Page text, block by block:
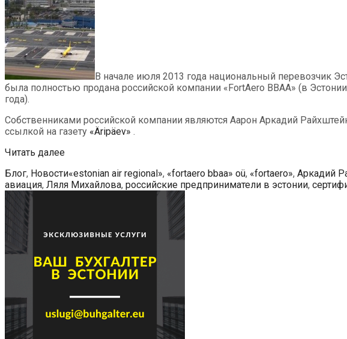
В начале июля 2013 года национальный перевозчик
была полностью продана российской компании «FortAero BBAA» (в
года).
Собственниками российской компании являются Аарон Аркадий
ссылкой на газету «Äripäev» .
Читать далееАвиакомпания
Air
Regional»
россиян
Рубрики
Блог, НовостиМетки
«estonian air regional», «fortaero bbaa» oü, «fortaero», Аркадий
авиация, Ляля Михайлова, российские предприниматели в эстонии,